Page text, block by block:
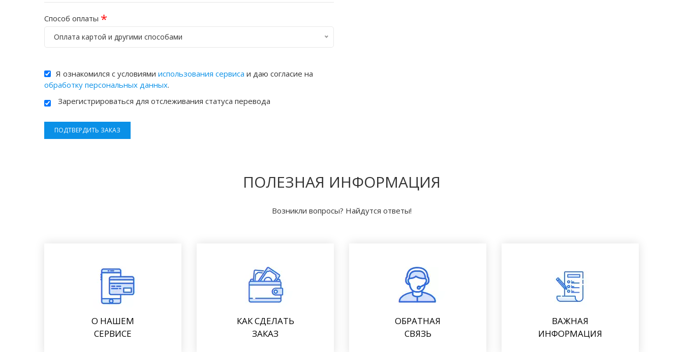
Способ оплаты *
Оплата картой и другими способами
Я ознакомился с условиями использования сервиса и даю согласие на
обработку персональных данных.
Зарегистрироваться для отслеживания статуса перевода
ПОДТВЕРДИТЬ ЗАКАЗ
ПОЛЕЗНАЯ ИНФОРМАЦИЯ
Возникли вопросы? Найдутся ответы!
О НАШЕМ
СЕРВИСЕ
КАК СДЕЛАТЬ
ЗАКАЗ
ОБРАТНАЯ
СВЯЗЬ
ВАЖНАЯ
ИНФОРМАЦИЯ